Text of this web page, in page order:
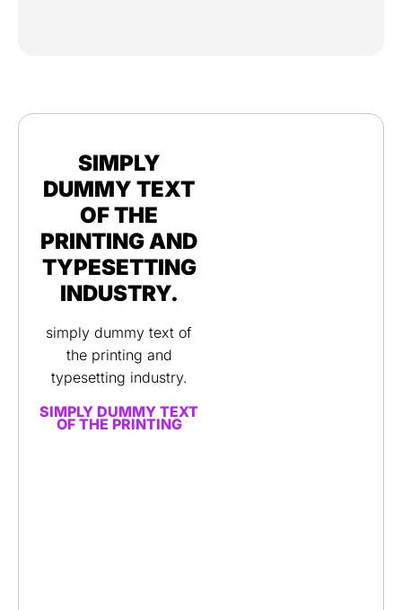
SIMPLY
DUMMY TEXT
OF THE
PRINTING AND
TYPESETTING
INDUSTRY.
simply dummy text of
the printing and
typesetting industry.
SIMPLY DUMMY TEXT
OF THE PRINTING